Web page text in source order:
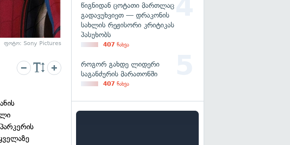
ფოტო: Sony Pictures
წიგნიდან ცოტათი მართლაც
გადავუხვიეთ — დრაკონის
სახლის რეჟისორი კრიტიკას
პასუხობს
407 ნახვა
როგორ გახდე ლიდერი
საგანძურის მარათონში
407 ნახვა